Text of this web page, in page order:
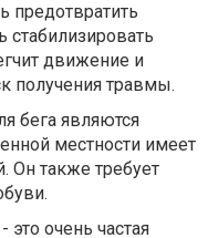
стабилизировать
движение и
получения травмы.
бега являются
местности имеет
Он также требует
очень частая